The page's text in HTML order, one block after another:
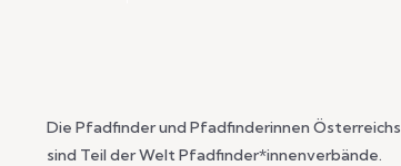
Die Pfadfinder und Pfadfinderinnen Österreichs
sind Teil der Welt Pfadfinder*innenverbände.